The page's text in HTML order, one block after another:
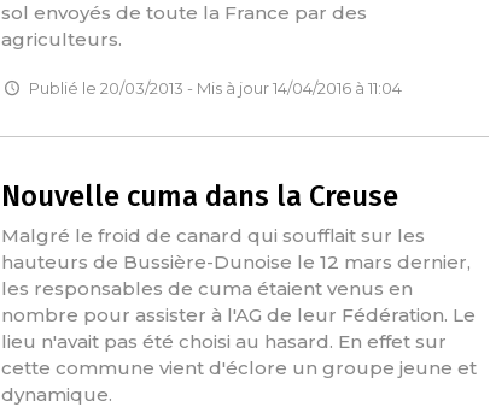
sol envoyés de toute la France par des
agriculteurs.
Publié le 20/03/2013 - Mis à jour 14/04/2016 à 11:04
Nouvelle cuma dans la Creuse
Malgré le froid de canard qui soufflait sur les
hauteurs de Bussière-Dunoise le 12 mars dernier,
les responsables de cuma étaient venus en
nombre pour assister à l'AG de leur Fédération. Le
lieu n'avait pas été choisi au hasard. En effet sur
cette commune vient d'éclore un groupe jeune et
dynamique.